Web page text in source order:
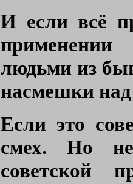
И если всё
людьми из
насмешки
Если это
смех. Но
советской